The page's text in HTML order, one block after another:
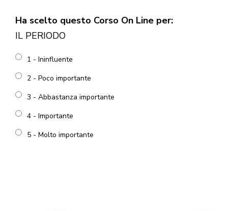
Ha scelto questo Corso On Line per:
IL PERIODO
1 - Ininfluente
2 - Poco importante
3 - Abbastanza importante
4 - Importante
5 - Molto importante